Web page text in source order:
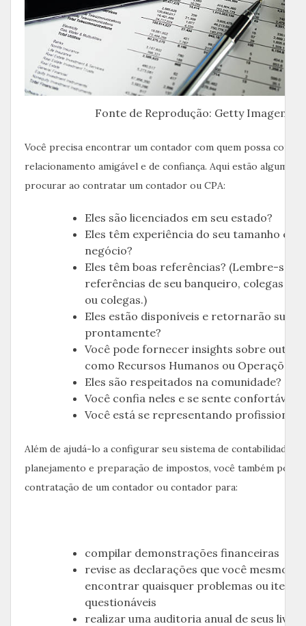
Fonte de Reprodução: Getty Imagem
Você precisa encontrar um contador com quem possa
relacionamento amigável e de confiança. Aqui estão algumas
procurar ao contratar um contador ou CPA:
Eles são licenciados em seu estado?
Eles têm experiência do seu tamanho e
negócio?
Eles têm boas referências? (Lembre-se
referências de seu banqueiro, colegas de
ou colegas.)
Eles estão disponíveis e retornarão suas
prontamente?
Você pode fornecer insights sobre outras
como Recursos Humanos ou Operações?
Eles são respeitados na comunidade?
Você confia neles e se sente confortável
Você está se representando
Além de ajudá-lo a configurar seu sistema de contabilidade e
planejamento e preparação de impostos, você também pode
contratação de um contador ou contador para:
compilar demonstrações financeiras
revise as declarações que você mesmo
encontrar quaisquer problemas ou itens
questionáveis
realizar uma auditoria anual de seus